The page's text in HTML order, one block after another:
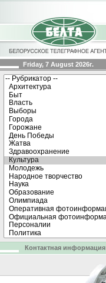
Friday, 7 August 2026г.
Контактная информация